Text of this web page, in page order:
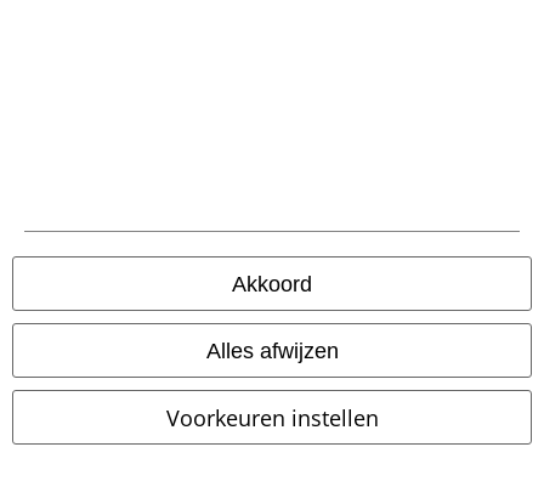
Akkoord
Alles afwijzen
Voorkeuren instellen
% Bijna uitverkocht % Bijna uitverkocht